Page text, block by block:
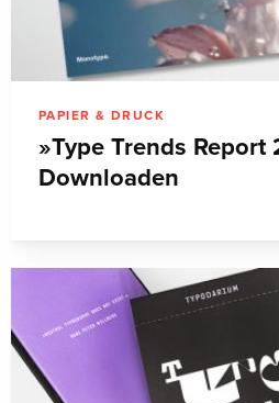
PAPIER & DRUCK
»Type Trends Report
Downloaden